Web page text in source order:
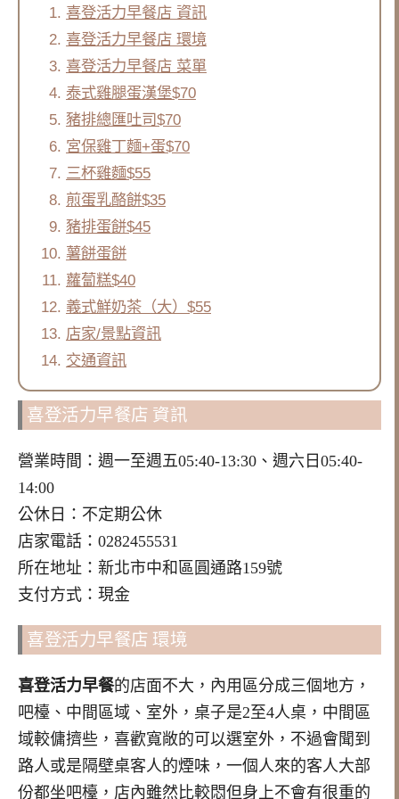
喜登活力早餐店 資訊
喜登活力早餐店 環境
喜登活力早餐店 菜單
泰式雞腿蛋漢堡$70
豬排總匯吐司$70
宮保雞丁麵+蛋$70
三杯雞麵$55
煎蛋乳酪餅$35
豬排蛋餅$45
薯餅蛋餅
蘿蔔糕$40
義式鮮奶茶（大）$55
店家/景點資訊
交通資訊
喜登活力早餐店 資訊
營業時間：週一至週五05:40-13:30、週六日05:40-
14:00
公休日：不定期公休
店家電話：0282455531
所在地址：新北市中和區圓通路159號
支付方式：現金
喜登活力早餐店 環境
喜登活力早餐的店面不大，內用區分成三個地方，
吧檯、中間區域、室外，桌子是2至4人桌，中間區
域較傭擠些，喜歡寬敞的可以選室外，不過會聞到
路人或是隔壁桌客人的煙味，一個人來的客人大部
份都坐吧檯，店內雖然比較悶但身上不會有很重的